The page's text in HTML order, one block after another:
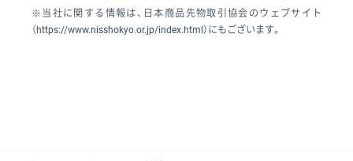
※当社に関する情報は、日本商品先物取引協会のウェブサイト
（https://www.nisshokyo.or.jp/index.html）にもございます。